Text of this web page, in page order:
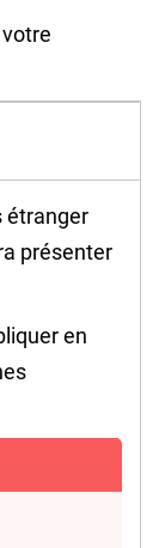
étranger
présenter
en